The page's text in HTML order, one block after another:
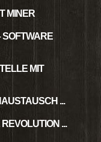
MINER
SOFTWARE
MIT
...
...